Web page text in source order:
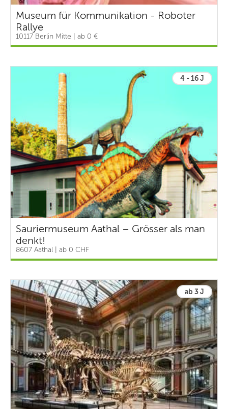
Museum für Kommunikation - Roboter
Rallye
10117 Berlin Mitte | ab 0 €
4 - 16 J
Sauriermuseum Aathal – Grösser als man
denkt!
8607 Aathal | ab 0 CHF
ab 3 J